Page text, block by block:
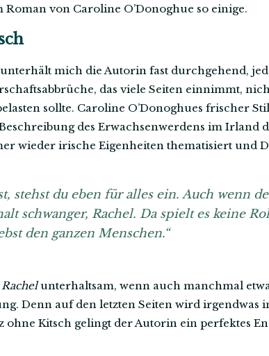
von Caroline O’Donoghue so einige.
mich die Autorin fast durchgehend,
das viele Seiten einnimmt,
sollte. Caroline O’Donoghues frischer
des Erwachsenwerdens im Irland
wieder irische Eigenheiten thematisiert und
stehst du eben für alles ein. Auch wenn
schwanger, Rachel. Da spielt es keine
den ganzen Menschen.“
unterhaltsam, wenn auch manchmal
Denn auf den letzten Seiten wird irgendwas
ohne Kitsch gelingt der Autorin ein perfektes